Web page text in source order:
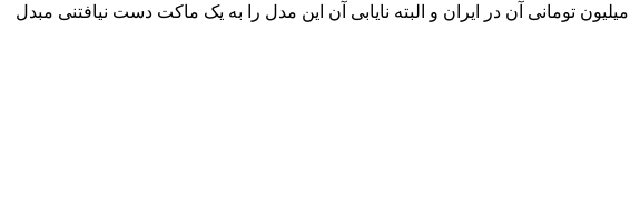
تومانی آن در ایران و البته نایابی آن این مدل را به یک ماکت دست نیافتنی مبدل